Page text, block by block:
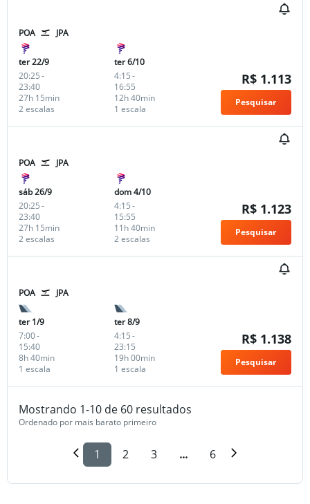
POA JPA
ter 22/9
20:25-
23:40
2 escalas
27h 15min
ter 6/10
4:15-
16:55
1 escala
12h 40min
R$ 1.113
Pesquisar
POA JPA
sáb 26/9
20:25-
23:40
2 escalas
27h 15min
dom 4/10
4:15-
15:55
2 escalas
11h 40min
R$ 1.123
Pesquisar
POA JPA
ter 1/9
7:00-
15:40
1 escala
8h 40min
ter 8/9
4:15-
23:15
1 escala
19h 00min
R$ 1.138
Pesquisar
Mostrando 1-10 de 60 resultados
Ordenado por mais barato primeiro
1 2 3 ... 6